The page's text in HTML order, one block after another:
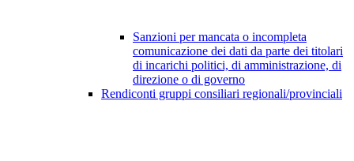
Sanzioni per mancata o incompleta
comunicazione dei dati da parte dei titolari
di incarichi politici, di amministrazione, di
direzione o di governo
Rendiconti gruppi consiliari regionali/provinciali